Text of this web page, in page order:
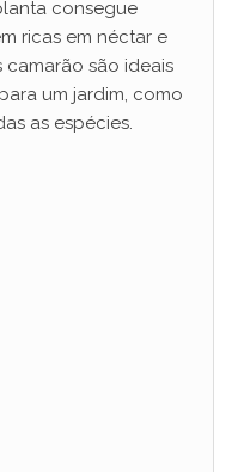
consegue
ricas em néctar e
são ideais
um jardim, como
as espécies.